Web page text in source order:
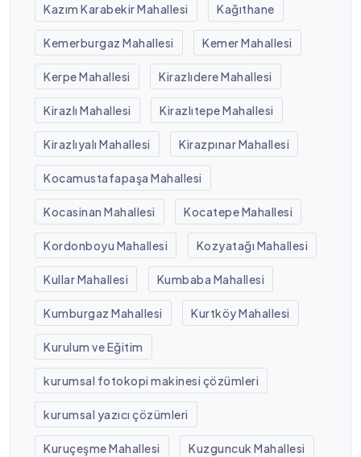
Kazım Karabekir Mahallesi Kağıthane
Kemerburgaz Mahallesi Kemer Mahallesi
Kerpe Mahallesi Kirazlıdere Mahallesi
Kirazlı Mahallesi Kirazlıtepe Mahallesi
Kirazlıyalı Mahallesi Kirazpınar Mahallesi
Kocamustafapaşa Mahallesi
Kocasinan Mahallesi Kocatepe Mahallesi
Kordonboyu Mahallesi Kozyatağı Mahallesi
Kullar Mahallesi Kumbaba Mahallesi
Kumburgaz Mahallesi Kurtköy Mahallesi
Kurulum ve Eğitim
kurumsal fotokopi makinesi çözümleri
kurumsal yazıcı çözümleri
Kuruçeşme Mahallesi Kuzguncuk Mahallesi